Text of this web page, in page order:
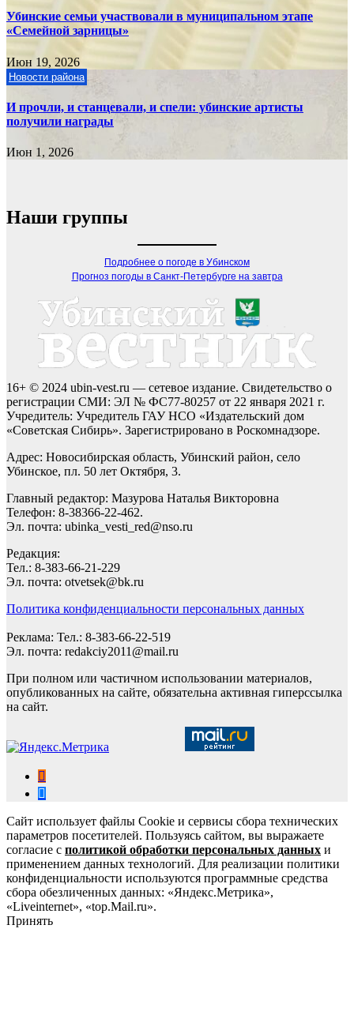
Убинские семьи участвовали в муниципальном этапе
«Семейной зарницы»
Июн 19, 2026
Новости района
И прочли, и станцевали, и спели: убинские артисты
получили награды
Июн 1, 2026
Наши группы
Подробнее о погоде в Убинском
Прогноз погоды в Санкт-Петербурге на завтра
16+ © 2024 ubin-vest.ru — сетевое издание. Свидетельство о
регистрации СМИ: ЭЛ № ФС77-80257 от 22 января 2021 г.
Учредитель: Учредитель ГАУ НСО «Издательский дом
«Советская Сибирь». Зарегистрировано в Роскомнадзоре.
Адрес: Новосибирская область, Убинский район, село
Убинское, пл. 50 лет Октября, 3.
Главный редактор: Мазурова Наталья Викторовна
Телефон: 8-38366-22-462.
Эл. почта: ubinka_vesti_red@nso.ru
Редакция:
Тел.: 8-383-66-21-229
Эл. почта: otvetsek@bk.ru
Политика конфиденциальности персональных данных
Реклама: Тел.: 8-383-66-22-519
Эл. почта: redakciy2011@mail.ru
При полном или частичном использовании материалов,
опубликованных на сайте, обязательна активная гиперссылка
на сайт.
Сайт использует файлы Cookie и сервисы сбора технических
параметров посетителей. Пользуясь сайтом, вы выражаете
согласие с политикой обработки персональных данных и
применением данных технологий. Для реализации политики
конфиденциальности используются программные средства
сбора обезличенных данных: «Яндекс.Метрика»,
«Liveinternet», «top.Mail.ru».
Принять